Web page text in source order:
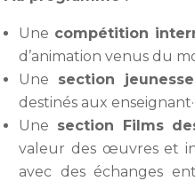
Une compétition
d’animation venus du
Une section jeunesse
destinés aux
Une section Films
valeur des œuvres et
avec des échanges